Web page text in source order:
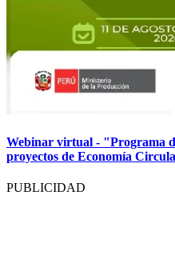
Webinar virtual - "Programa
proyectos de Economía
PUBLICIDAD